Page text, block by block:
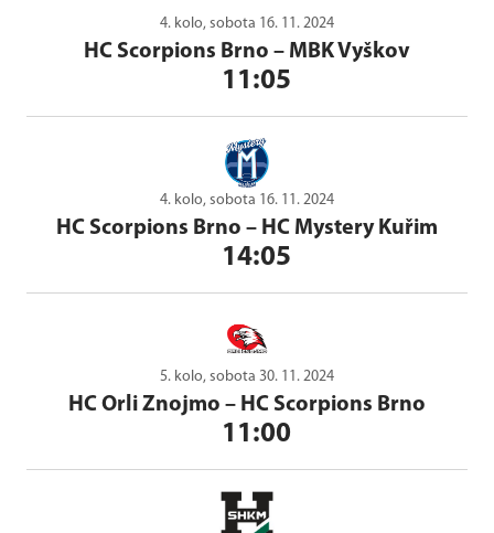
4. kolo, sobota 16. 11. 2024
HC Scorpions Brno – MBK Vyškov
11:05
4. kolo, sobota 16. 11. 2024
HC Scorpions Brno – HC Mystery Kuřim
14:05
5. kolo, sobota 30. 11. 2024
HC Orli Znojmo – HC Scorpions Brno
11:00